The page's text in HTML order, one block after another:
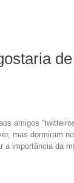
amigos
mas dormiram
importância da